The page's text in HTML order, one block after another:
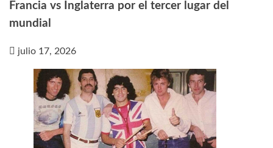
Francia vs Inglaterra por el tercer lugar del
mundial
julio 17, 2026